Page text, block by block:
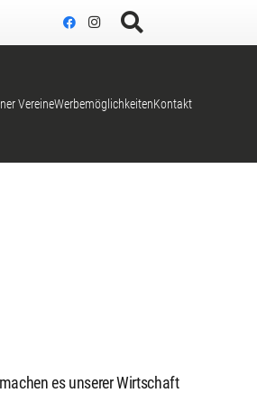
VereineWerbemöglichkeitenKontakt
es unserer Wirtschaft